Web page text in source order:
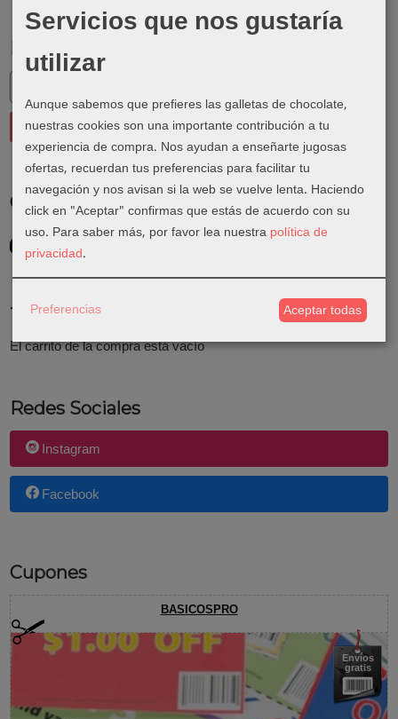
Marcas
Costes de Envío
GRATIS *
Consultar Destinos
Tu Carrito (0)
El carrito de la compra está vacío
Redes Sociales
Instagram
Facebook
Cupones
BASICOSPRO
Envíos
gratis
Servicios que nos gustaría
utilizar
Aunque sabemos que prefieres las galletas de chocolate,
nuestras cookies son una importante contribución a tu
experiencia de compra. Nos ayudan a enseñarte jugosas
ofertas, recuerdan tus preferencias para facilitar tu
navegación y nos avisan si la web se vuelve lenta. Haciendo
click en "Aceptar" confirmas que estás de acuerdo con su
uso. Para saber más, por favor lea nuestra política de
privacidad.
Preferencias Aceptar todas